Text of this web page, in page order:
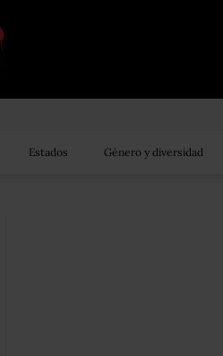
Estados Género y diversidad